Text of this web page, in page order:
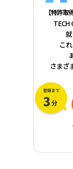
【特許
TECH
こ
さまざ